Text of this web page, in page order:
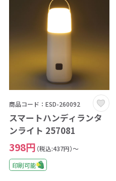
商品コード：ESD-260092
スマートハンディランタ
ンライト 257081
398円 （税込:437円）～
印刷可能